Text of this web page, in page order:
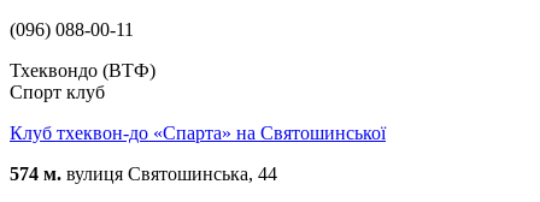
(096) 088-00-11
Тхеквондо (ВТФ)
Спорт клуб
Клуб тхеквон-до «Спарта» на Святошинської
574 м. вулиця Святошинська, 44